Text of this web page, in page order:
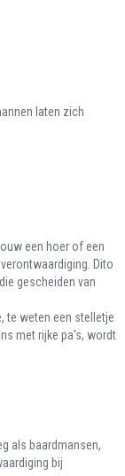
laten zich
een hoer of een
Dito
gescheiden van
te weten een stelletje
met rijke pa's, wordt
als baardmansen,
bij